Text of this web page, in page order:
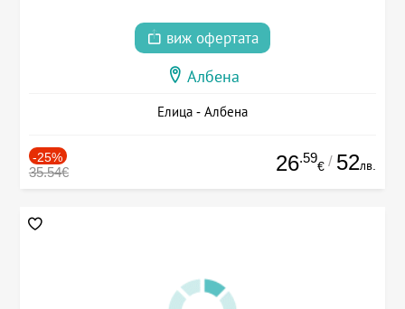
виж офертата
Албена
Елица - Албена
-25%
35.54€ 26.59
€ / 52лв.